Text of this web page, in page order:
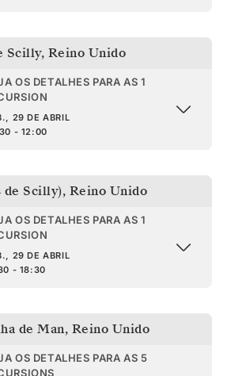
Scilly, Reino Unido
OS DETALHES PARA AS 1
29 DE ABRIL
- 12:00
de Scilly), Reino Unido
OS DETALHES PARA AS 1
29 DE ABRIL
- 18:30
de Man, Reino Unido
OS DETALHES PARA AS 5